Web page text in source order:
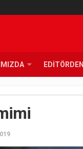
EDITÖRDEN